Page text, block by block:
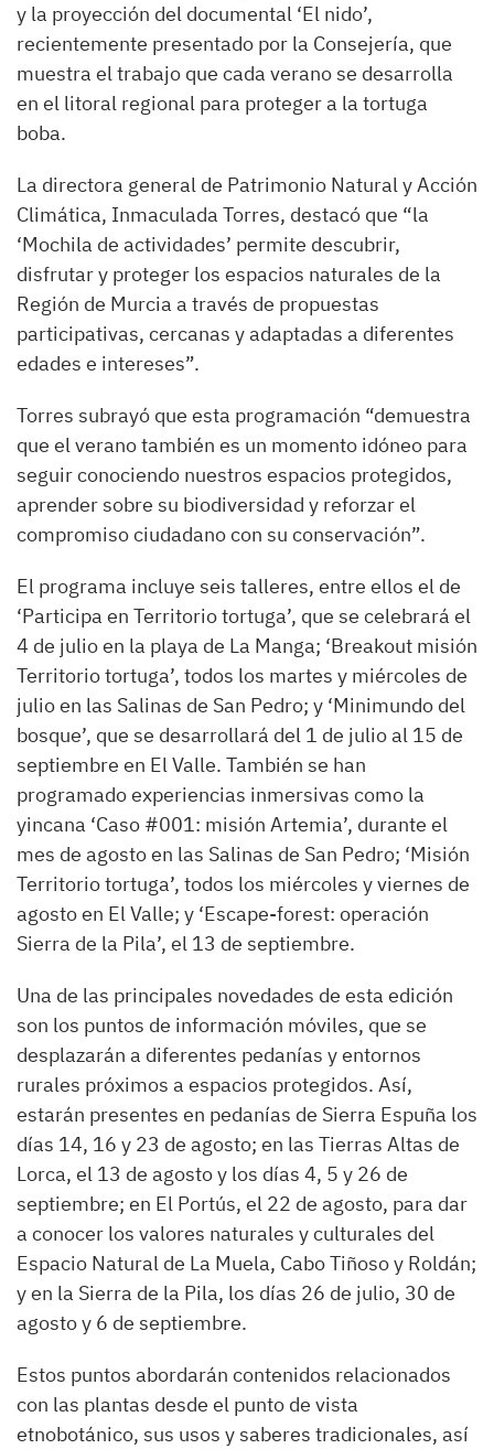
y la proyección del documental ‘El nido’,
recientemente presentado por la Consejería, que
muestra el trabajo que cada verano se desarrolla
en el litoral regional para proteger a la tortuga
boba.
La directora general de Patrimonio Natural y Acción
Climática, Inmaculada Torres, destacó que “la
‘Mochila de actividades’ permite descubrir,
disfrutar y proteger los espacios naturales de la
Región de Murcia a través de propuestas
participativas, cercanas y adaptadas a diferentes
edades e intereses”.
Torres subrayó que esta programación “demuestra
que el verano también es un momento idóneo para
seguir conociendo nuestros espacios protegidos,
aprender sobre su biodiversidad y reforzar el
compromiso ciudadano con su conservación”.
El programa incluye seis talleres, entre ellos el de
‘Participa en Territorio tortuga’, que se celebrará el
4 de julio en la playa de La Manga; ‘Breakout misión
Territorio tortuga’, todos los martes y miércoles de
julio en las Salinas de San Pedro; y ‘Minimundo del
bosque’, que se desarrollará del 1 de julio al 15 de
septiembre en El Valle. También se han
programado experiencias inmersivas como la
yincana ‘Caso #001: misión Artemia’, durante el
mes de agosto en las Salinas de San Pedro; ‘Misión
Territorio tortuga’, todos los miércoles y viernes de
agosto en El Valle; y ‘Escape-forest: operación
Sierra de la Pila’, el 13 de septiembre.
Una de las principales novedades de esta edición
son los puntos de información móviles, que se
desplazarán a diferentes pedanías y entornos
rurales próximos a espacios protegidos. Así,
estarán presentes en pedanías de Sierra Espuña los
días 14, 16 y 23 de agosto; en las Tierras Altas de
Lorca, el 13 de agosto y los días 4, 5 y 26 de
septiembre; en El Portús, el 22 de agosto, para dar
a conocer los valores naturales y culturales del
Espacio Natural de La Muela, Cabo Tiñoso y Roldán;
y en la Sierra de la Pila, los días 26 de julio, 30 de
agosto y 6 de septiembre.
Estos puntos abordarán contenidos relacionados
con las plantas desde el punto de vista
etnobotánico, sus usos y saberes tradicionales, así